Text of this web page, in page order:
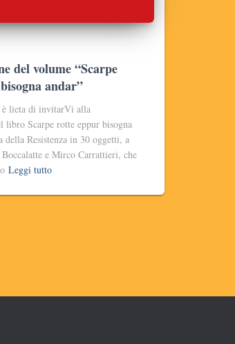
del volume “Scarpe
andar”
lieta di invitarVi alla
libro Scarpe rotte eppur bisogna
della Resistenza in 30 oggetti, a
e Mirco Carrattieri, che
Leggi tutto